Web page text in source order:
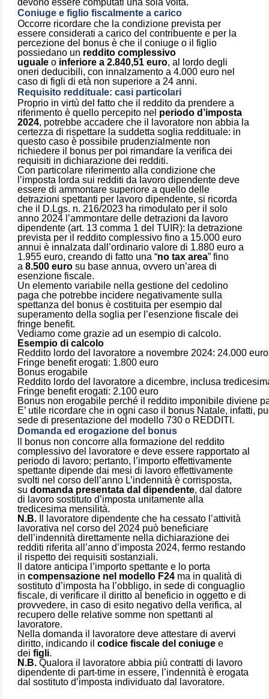
devono essere computati una sola volta.
Coniuge e figlio fiscalmente a carico
Occorre ricordare che la condizione prevista per
essere considerati a carico del contribuente e per la
percezione del bonus è che il coniuge o il figlio
possiedano un reddito complessivo
uguale o inferiore a 2.840,51 euro, al lordo degli
oneri deducibili, con innalzamento a 4.000 euro nel
caso di figli di età non superiore a 24 anni.
Requisito reddituale: casi particolari
Proprio in virtù del fatto che il reddito da prendere a
riferimento è quello percepito nel periodo d’imposta
2024, potrebbe accadere che il lavoratore non abbia la
certezza di rispettare la suddetta soglia reddituale: in
questo caso è possibile prudenzialmente non
richiedere il bonus per poi rimandare la verifica dei
requisiti in dichiarazione dei redditi.
Con particolare riferimento alla condizione che
l’imposta lorda sui redditi da lavoro dipendente deve
essere di ammontare superiore a quello delle
detrazioni spettanti per lavoro dipendente, si ricorda
che il D.Lgs. n. 216/2023 ha rimodulato per il solo
anno 2024 l’ammontare delle detrazioni da lavoro
dipendente (art. 13 comma 1 del TUIR): la detrazione
prevista per il reddito complessivo fino a 15.000 euro
annui è innalzata dall’ordinario valore di 1.880 euro a
1.955 euro, creando di fatto una “no tax area” fino
a8.500 euro su base annua, ovvero un’area di
esenzione fiscale.
Un elemento variabile nella gestione del cedolino
paga che potrebbe incidere negativamente sulla
spettanza del bonus è costituita per esempio dal
superamento della soglia per l’esenzione fiscale dei
fringe benefit.
Vediamo come grazie ad un esempio di calcolo.
Esempio di calcolo
Reddito lordo del lavoratore a novembre 2024: 24.000 euro
Fringe benefit erogati: 1.800 euro
Bonus erogabile
Reddito lordo del lavoratore a dicembre, inclusa
Fringe benefit erogati: 2.100 euro
Bonus non erogabile perché il reddito imponibile diviene
E’ utile ricordare che in ogni caso il bonus Natale, infatti,
sede di presentazione del modello 730 o REDDITI.
Domanda ed erogazione del bonus
ll bonus non concorre alla formazione del reddito
complessivo del lavoratore e deve essere rapportato al
periodo di lavoro; pertanto, l’importo effettivamente
spettante dipende dai mesi di lavoro effettivamente
svolti nel corso dell’anno L’indennità è corrisposta,
sudomanda presentata dal dipendente, dal datore
di lavoro sostituto d’imposta unitamente alla
tredicesima mensilità.
N.B. Il lavoratore dipendente che ha cessato l’attività
lavorativa nel corso del 2024 può beneficiare
dell’indennità direttamente nella dichiarazione dei
redditi riferita all’anno d’imposta 2024, fermo restando
il rispetto dei requisiti sostanziali.
ll datore anticipa l’importo spettante e lo porta
incompensazione nel modello F24 ma in qualità di
sostituto d’imposta ha l’obbligo, in sede di conguaglio
fiscale, di verificare il diritto al beneficio in oggetto e di
provvedere, in caso di esito negativo della verifica, al
recupero delle relative somme non spettanti al
lavoratore.
Nella domanda il lavoratore deve attestare di avervi
diritto, indicando ilcodice fiscale del coniuge e
deifigli.
N.B. Qualora il lavoratore abbia più contratti di lavoro
dipendente di part-time in essere, l’indennità è erogata
dal sostituto d’imposta individuato dal lavoratore.